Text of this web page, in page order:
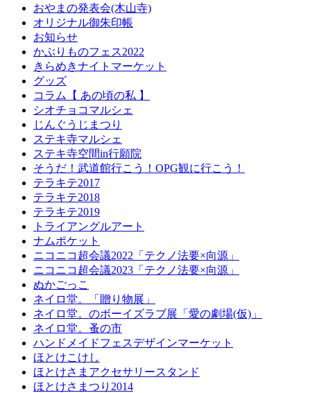
おやまの発表会(木山寺)
オリジナル御朱印帳
お知らせ
かぶりものフェス2022
きらめきナイトマーケット
グッズ
コラム【 あの頃の私 】
シオチョコマルシェ
じんぐうじまつり
ステキ寺マルシェ
ステキ寺空間in行願院
そうだ！武道館行こう！OPG観に行こう！
テラキテ2017
テラキテ2018
テラキテ2019
トライアングルアート
ナムポケット
ニコニコ超会議2022「テクノ法要×向源」
ニコニコ超会議2023「テクノ法要×向源」
ぬかごっこ
ネイロ堂。「贈り物展」
ネイロ堂。のボーイズラブ展「愛の劇場(仮)」
ネイロ堂。蚤の市
ハンドメイドフェスデザインマーケット
ほとけこけし
ほとけさまアクセサリースタンド
ほとけさまつり2014